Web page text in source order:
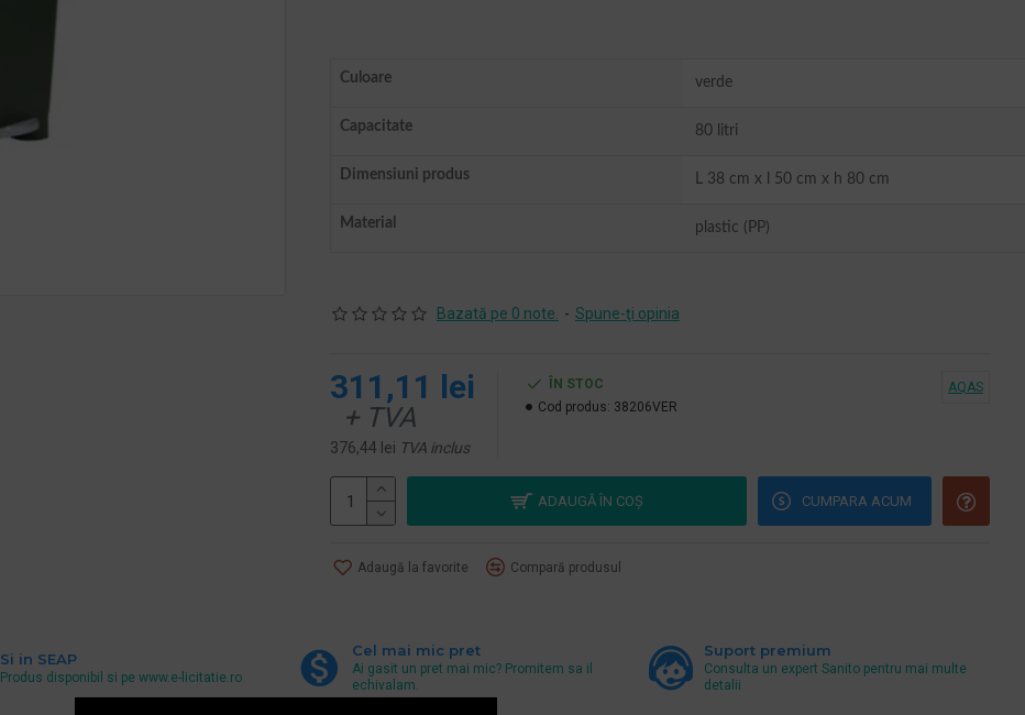
Culoare verde
Capacitate 80 litri
Dimensiuni produs L 38 cm x l 50 cm x h 80 cm
Material plastic (PP)
Bazată pe 0 note. - Spune-ţi opinia
311,11 lei
+ TVA
376,44 lei TVA inclus
ÎN STOC
Cod produs: 38206VER
AQAS
ADAUGĂ ÎN COŞ CUMPARA ACUM
Adaugă la favorite Compară produsul
Si in SEAP
Produs disponibil si pe www.e-licitatie.ro
Cel mai mic pret
Ai gasit un pret mai mic? Promitem sa il
echivalam.
Suport premium
Consulta un expert Sanito pentru mai multe
detalii